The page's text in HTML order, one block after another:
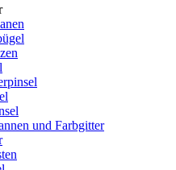
und Farbgitter